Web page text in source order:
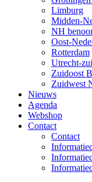
Limburg
Midden-
NH
Oost-
Rotterdam
Utrecht-
Zuidoost
Zuidwest
Nieuws
Agenda
Webshop
Contact
Contact